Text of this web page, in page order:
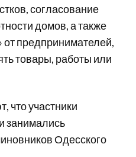
согласование
домов, а также
от предпринимателей,
товары, работы или
что участники
занимались
Одесского